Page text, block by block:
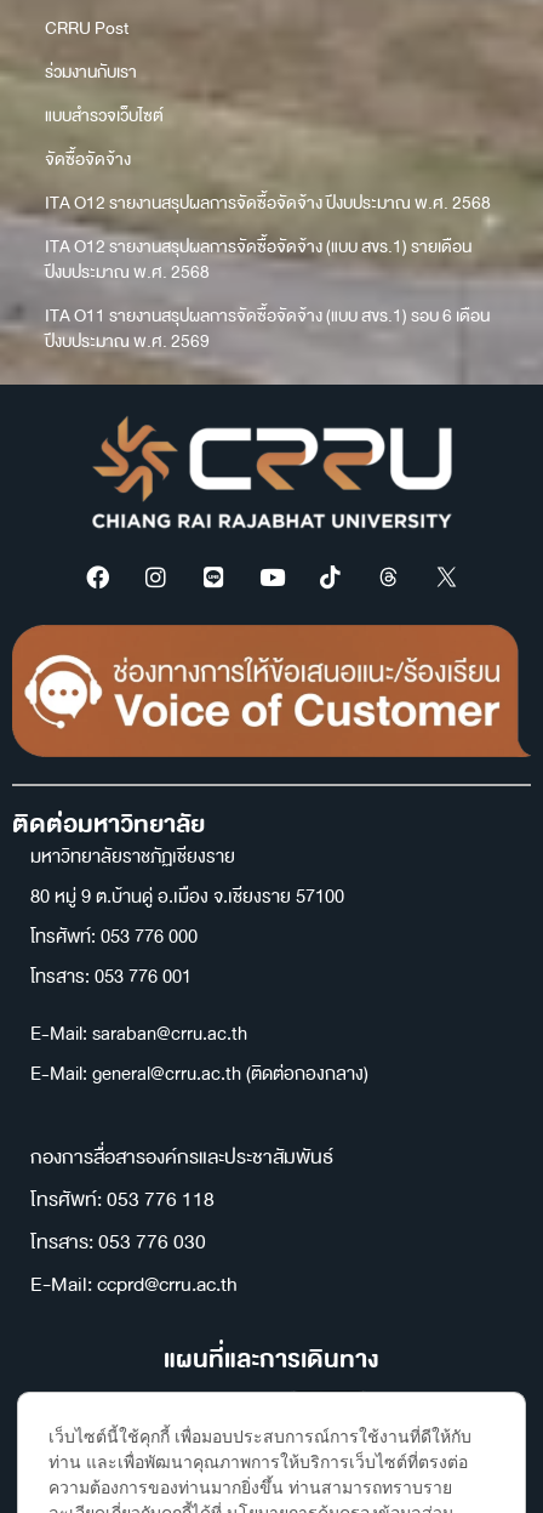
CRRU Post
ร่วมงานกับเรา
แบบสำรวจเว็บไซต์
จัดซื้อจัดจ้าง
ITA O12 รายงานสรุปผลการจัดซื้อจัดจ้าง ปีงบประมาณ พ.ศ. 2568
ITA O12 รายงานสรุปผลการจัดซื้อจัดจ้าง (แบบ สขร.1) รายเดือน
ปีงบประมาณ พ.ศ. 2568
ITA O11 รายงานสรุปผลการจัดซื้อจัดจ้าง (แบบ สขร.1) รอบ 6 เดือน
ปีงบประมาณ พ.ศ. 2569
ติดต่อมหาวิทยาลัย
มหาวิทยาลัยราชภัฏเชียงราย
80 หมู่ 9 ต.บ้านดู่ อ.เมือง จ.เชียงราย 57100
โทรศัพท์: 053 776 000
โทรสาร: 053 776 001
E-Mail: saraban@crru.ac.th
E-Mail: general@crru.ac.th (ติดต่อกองกลาง)
กองการสื่อสารองค์กรและประชาสัมพันธ์
โทรศัพท์: 053 776 118
โทรสาร: 053 776 030
E-Mail: ccprd@crru.ac.th
แผนที่และการเดินทาง
เว็บไซต์นี้ใช้คุกกี้ เพื่อมอบประสบการณ์การใช้งานที่ดีให้กับ
ท่าน และเพื่อพัฒนาคุณภาพการให้บริการเว็บไซต์ที่ตรงต่อ
ความต้องการของท่านมากยิ่งขึ้น ท่านสามารถทราบราย